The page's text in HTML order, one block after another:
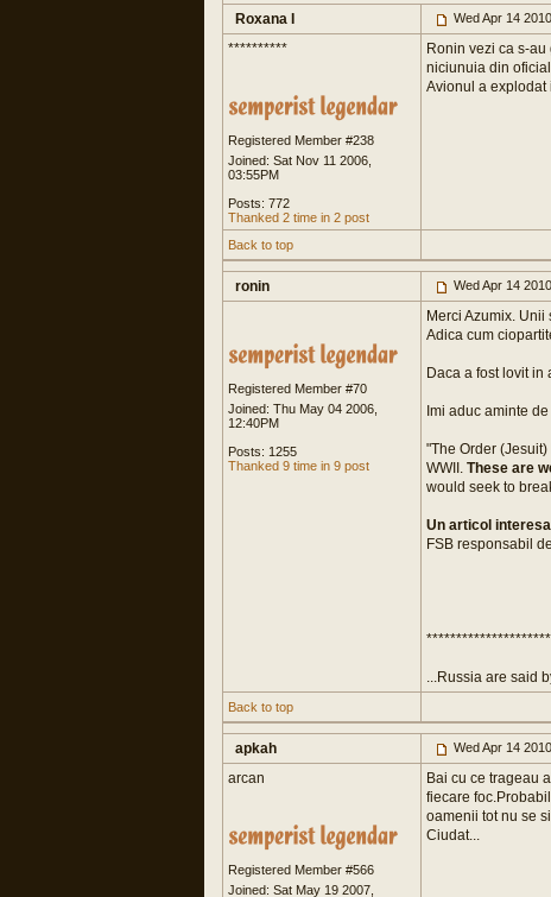
Roxana I Wed Apr 14
**********
Registered Member #238
Joined: Sat Nov 11 2006,
03:55PM
Posts: 772
Thanked 2 time in 2 post
Ronin vezi ca s-
niciunuia din
Avionul a explodat
Back to top
ronin Wed Apr 14
Registered Member #70
Joined: Thu May 04 2006,
12:40PM
Posts: 1255
Thanked 9 time in 9 post
Merci Azumix.
Adica cum
Daca a fost lovit in
Imi aduc aminte
"The Order
WWII. These are
would seek to
Un articol
FSB responsabil
...Russia are said
Back to top
apkah Wed Apr 14
arcan
Registered Member #566
Joined: Sat May 19 2007,
Bai cu ce trageau
fiecare
oamenii tot nu se
Ciudat...